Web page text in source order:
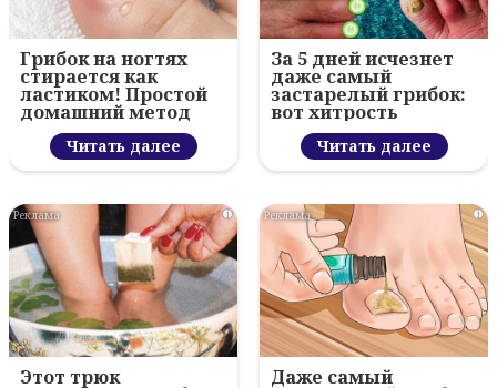
Грибок на ногтях
стирается как
ластиком! Простой
домашний метод
Читать далее
За 5 дней исчезнет
даже самый
застарелый грибок:
вот хитрость
Читать далее
i
Этот трюк
i
Даже самый